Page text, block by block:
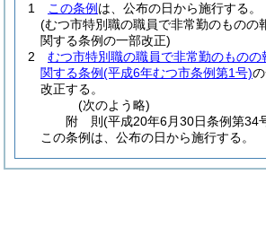
1
この条例 は、公布の日から施行する。
(むつ市特別職の職員で非常勤のものの
関する条例の一部改正)
2
むつ市特別職の職員で非常勤のものの
関する条例(平成6年むつ市条例第1号)
改正する。
(次のよう略)
附 則(平成20年6月30日条例第34
この条例は、公布の日から施行する。